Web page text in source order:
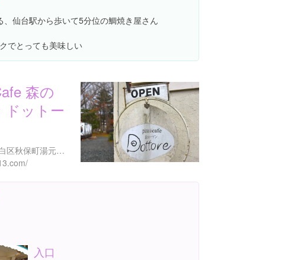
、仙台駅から歩いて5分位の鯛焼き屋さん
でとっても美味しい
森の
ドットー
宮城県仙台市太白区秋保町湯元釜土１
入口